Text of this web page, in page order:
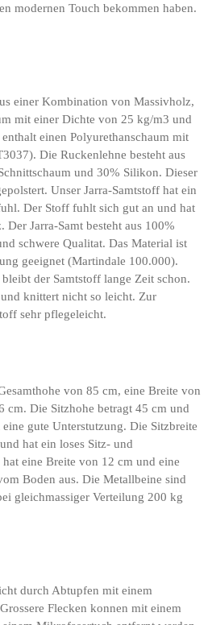
modernen Touch bekommen haben.
einer Kombination von Massivholz,
mit einer Dichte von 25 kg/m3 und
einen Polyurethanschaum mit
Die Ruckenlehne besteht aus
und 30% Silikon. Dieser
Unser Jarra-Samtstoff hat ein
Der Stoff fuhlt sich gut an und hat
Der Jarra-Samt besteht aus 100%
schwere Qualitat. Das Material ist
geeignet (Martindale 100.000).
der Samtstoff lange Zeit schon.
knittert nicht so leicht. Zur
sehr pflegeleicht.
von 85 cm, eine Breite von
cm. Die Sitzhohe betragt 45 cm und
gute Unterstutzung. Die Sitzbreite
hat ein loses Sitz- und
eine Breite von 12 cm und eine
Boden aus. Die Metallbeine sind
gleichmassiger Verteilung 200 kg
durch Abtupfen mit einem
Flecken konnen mit einem